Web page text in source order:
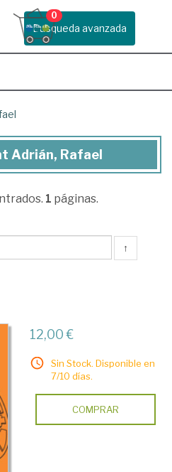
Busqueda avanzada
0
Adrián, Rafael
1 páginas.
↑
12,00 €
Sin Stock. Disponible en
7/10 días.
COMPRAR